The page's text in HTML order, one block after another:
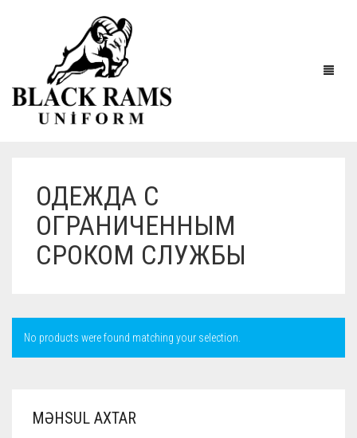
ОДЕЖДА С
ОГРАНИЧЕННЫМ
СРОКОМ СЛУЖБЫ
No products were found matching your selection.
MƏHSUL AXTAR